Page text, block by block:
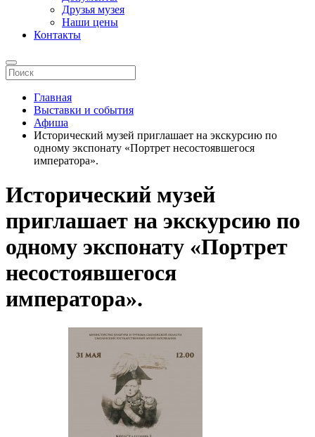
Друзья музея
Наши цены
Контакты
Главная
Выставки и события
Афиша
Исторический музей приглашает на экскурсию по
одному экспонату «Портрет несостоявшегося
императора».
Исторический музей
приглашает на экскурсию по
одному экспонату «Портрет
несостоявшегося
императора».